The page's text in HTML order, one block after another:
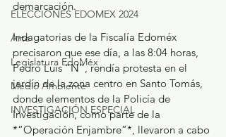
ELECCIONES EDOMEX 2024
Arte
Legislatura EdoMéx
Medio Ambiente
INVESTIGACIÓN ESPECIAL
demarcación.
Indagatorias de la Fiscalía Edoméx
precisaron que ese día, a las 8:04 horas,
Pedro Luis “N”, rendía protesta en el
jardín de la zona centro en Santo Tomás,
donde elementos de la Policía de
Investigación, como parte de la
*“Operación Enjambre”*, llevaron a cabo